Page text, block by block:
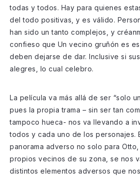
todas y todos. Hay para quienes
del todo positivas, y es válido.
han sido un tanto complejos, y
confieso que Un vecino gruñón es
deben dejarse de dar. Inclusive si
alegres, lo cual celebro.
La película va más allá de ser “solo
pues la propia trama – sin ser tan
tampoco hueca- nos va llevando a
todos y cada uno de los personajes.
panorama adverso no solo para
propios vecinos de su zona, se nos
distintos elementos adversos que